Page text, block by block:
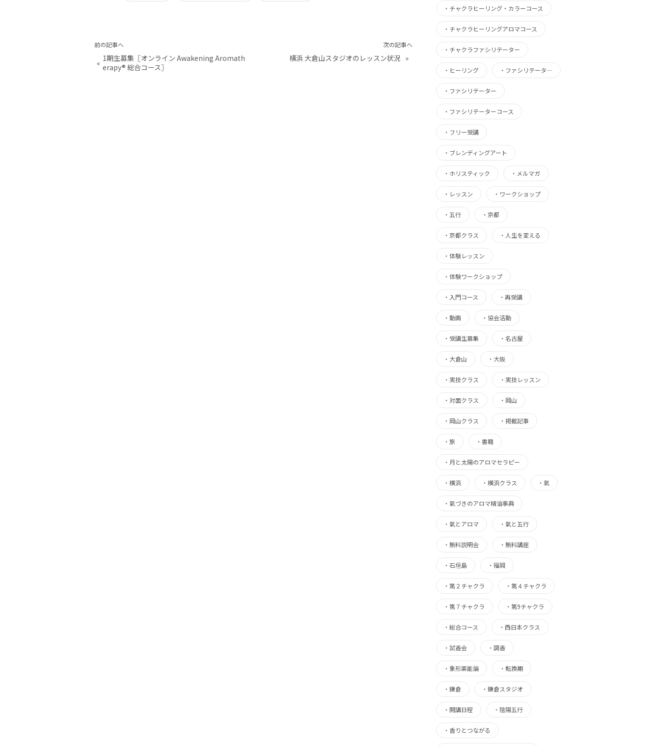
前の記事へ
« 1期生募集〖オンライン Awakening Aromath
erapy® 総合コース〗
次の記事へ
横浜 大倉山スタジオのレッスン状況 »
・ チャクラヒーリング・カラーコース
・ チャクラヒーリングアロマコース
・ チャクラファシリテーター
・ ヒーリング ・ ファシリテータ―
・ ファシリテーター
・ ファシリテーターコース
・ フリー受講
・ ブレンディングアート
・ ホリスティック ・ メルマガ
・ レッスン ・ ワークショップ
・ 五行 ・ 京都
・ 京都クラス ・ 人生を変える
・ 体験レッスン
・ 体験ワークショップ
・ 入門コース ・ 再受講
・ 動画 ・ 協会活動
・ 受講生募集 ・ 名古屋
・ 大倉山 ・ 大阪
・ 実技クラス ・ 実技レッスン
・ 対面クラス ・ 岡山
・ 岡山クラス ・ 掲載記事
・ 旅 ・ 書籍
・ 月と太陽のアロマセラピー
・ 横浜 ・ 横浜クラス ・ 氣
・ 氣づきのアロマ精油事典
・ 氣とアロマ ・ 氣と五行
・ 無料説明会 ・ 無料講座
・ 石垣島 ・ 福岡
・ 第２チャクラ ・ 第４チャクラ
・ 第７チャクラ ・ 第9チャクラ
・ 総合コース ・ 西日本クラス
・ 試香会 ・ 調香
・ 象形薬能論 ・ 転換期
・ 鎌倉 ・ 鎌倉スタジオ
・ 開講日程 ・ 陰陽五行
・ 香りとつながる